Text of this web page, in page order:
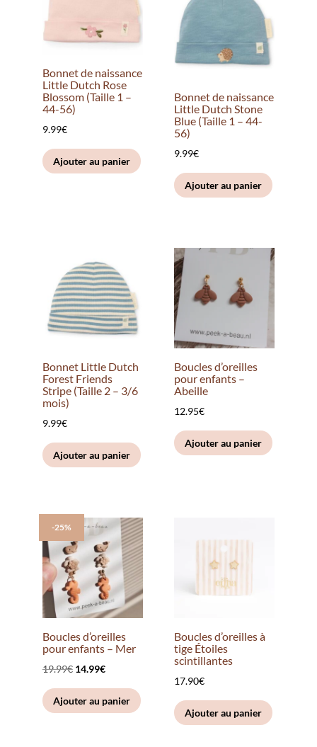
Bonnet de naissance
Little Dutch Rose
Blossom (Taille 1 –
44-56)
9.99€
Ajouter au panier
Bonnet de naissance
Little Dutch Stone
Blue (Taille 1 – 44-
56)
9.99€
Ajouter au panier
Bonnet Little Dutch
Forest Friends
Stripe (Taille 2 – 3/6
mois)
9.99€
Ajouter au panier
Boucles d’oreilles
pour enfants –
Abeille
12.95€
Ajouter au panier
-25%
Boucles d’oreilles
pour enfants – Mer
19.99€ Le
prix
initial
14.99€Le
prix
actuel
Ajouter au panier
Boucles d’oreilles à
tige Étoiles
scintillantes
17.90€
Ajouter au panier